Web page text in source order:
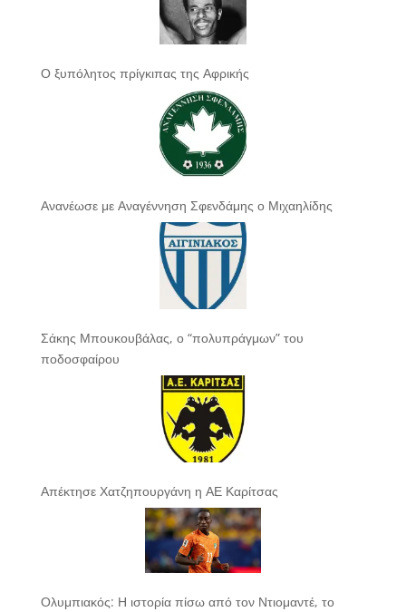
Ο ξυπόλητος πρίγκιπας της Αφρικής
Ανανέωσε με Αναγέννηση Σφενδάμης ο Μιχαηλίδης
Σάκης Μπουκουβάλας, ο “πολυπράγμων” του
ποδοσφαίρου
Απέκτησε Χατζηπουργάνη η ΑΕ Καρίτσας
Ολυμπιακός: Η ιστορία πίσω από τον Ντιομαντέ, το